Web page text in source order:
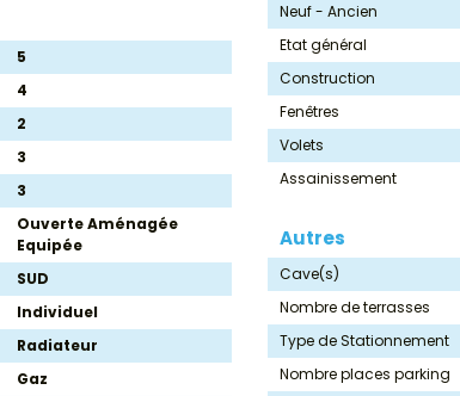
Neuf - Ancien
Etat général
Construction
Fenêtres
Volets
Assainissement
5
4
2
3
3
Ouverte Aménagée
Equipée
SUD
Individuel
Radiateur
Gaz
Autres
Cave(s)
Nombre de terrasses
Type de Stationnement
Nombre places parking